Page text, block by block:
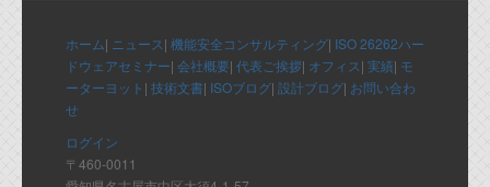
ホーム| ニュース| 機能安全コンサルティング| ISO 26262ハー
ドウェアセミナー| 会社概要| 代表ご挨拶| オフィス| 実績| モ
ーターヨット | 技術文書| ISOブログ| 設計ブログ| お問い合わ
せ
ログイン
〒460-0011